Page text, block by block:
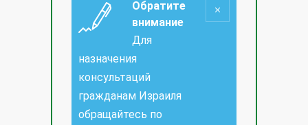
Обратите
внимание
Для
назначения
консультаций
гражданам Израиля
обращайтесь по